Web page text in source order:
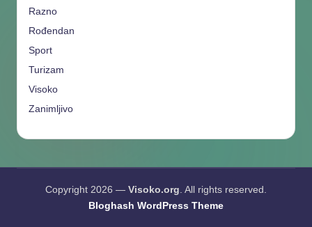
Razno
Rođendan
Sport
Turizam
Visoko
Zanimljivo
Copyright 2026 — Visoko.org. All rights reserved.
Bloghash WordPress Theme